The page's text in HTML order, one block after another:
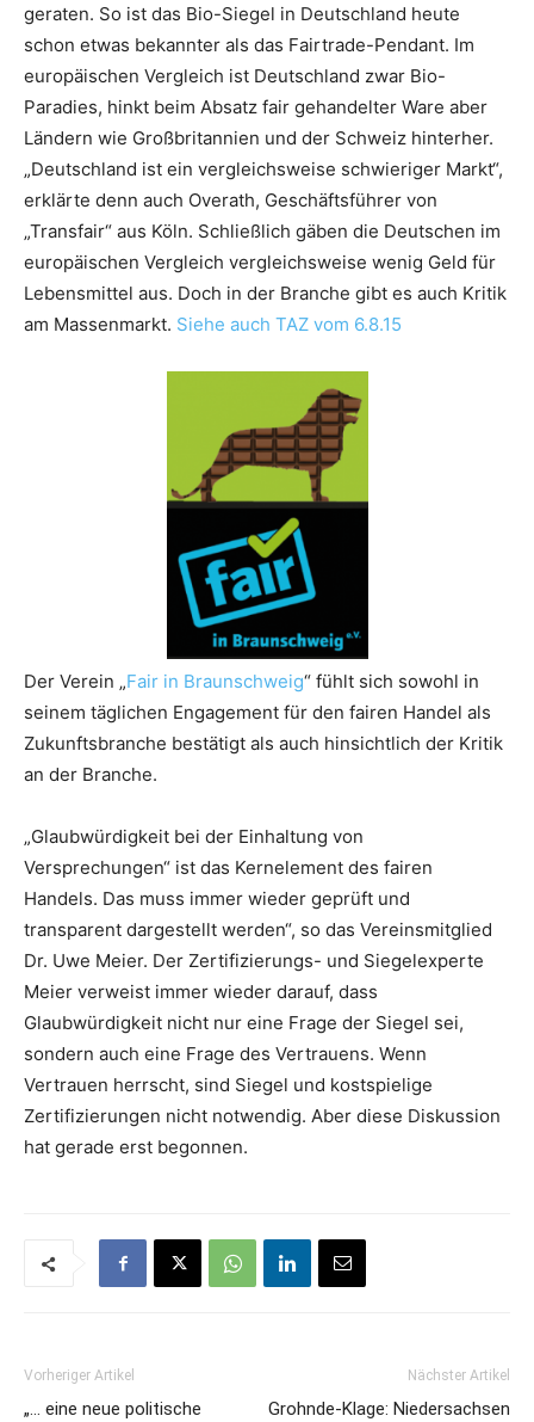
geraten. So ist das Bio-Siegel in Deutschland heute
schon etwas bekannter als das Fairtrade-Pendant. Im
europäischen Vergleich ist Deutschland zwar Bio-
Paradies, hinkt beim Absatz fair gehandelter Ware aber
Ländern wie Großbritannien und der Schweiz hinterher.
„Deutschland ist ein vergleichsweise schwieriger Markt“,
erklärte denn auch Overath, Geschäftsführer von
„Transfair“ aus Köln. Schließlich gäben die Deutschen im
europäischen Vergleich vergleichsweise wenig Geld für
Lebensmittel aus. Doch in der Branche gibt es auch Kritik
am Massenmarkt. Siehe auch TAZ vom 6.8.15
Der Verein „Fair in Braunschweig“ fühlt sich sowohl in
seinem täglichen Engagement für den fairen Handel als
Zukunftsbranche bestätigt als auch hinsichtlich der Kritik
an der Branche.
„Glaubwürdigkeit bei der Einhaltung von
Versprechungen“ ist das Kernelement des fairen
Handels. Das muss immer wieder geprüft und
transparent dargestellt werden“, so das Vereinsmitglied
Dr. Uwe Meier. Der Zertifizierungs- und Siegelexperte
Meier verweist immer wieder darauf, dass
Glaubwürdigkeit nicht nur eine Frage der Siegel sei,
sondern auch eine Frage des Vertrauens. Wenn
Vertrauen herrscht, sind Siegel und kostspielige
Zertifizierungen nicht notwendig. Aber diese Diskussion
hat gerade erst begonnen.
Vorheriger Artikel
„… eine neue politische
Nächster Artikel
Grohnde-Klage: Niedersachsen